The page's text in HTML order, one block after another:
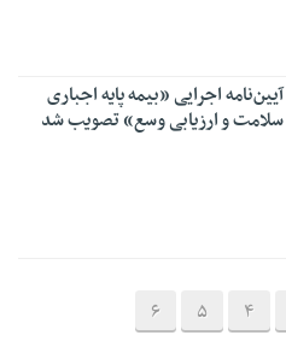
آیین‌نامه اجرایی «بیمه پایه اجباری
سلامت و ارزیابی وسع» تصویب شد
4
5
6